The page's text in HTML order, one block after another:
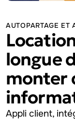
AUTOPARTAGE ET
longue
monter
Appli client,